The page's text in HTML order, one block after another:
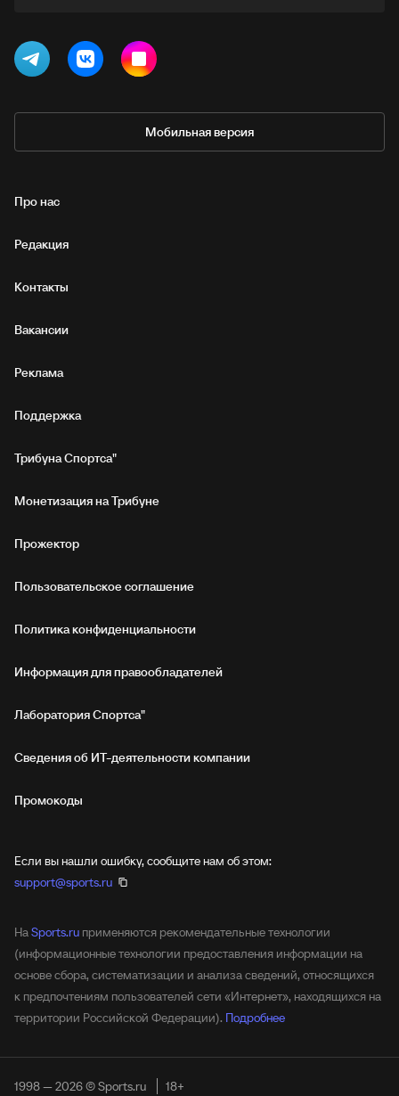
Мобильная версия
Про нас
Редакция
Контакты
Вакансии
Реклама
Поддержка
Трибуна Спортса"
Монетизация на Трибуне
Прожектор
Пользовательское соглашение
Политика конфиденциальности
Информация для правообладателей
Лаборатория Спортса"
Сведения об ИТ‑деятельности компании
Промокоды
Если вы нашли ошибку, сообщите нам об этом:
support@sports.ru
НаSports.ru применяются рекомендательные технологии
(информационные технологии предоставления информации на
основе сбора, систематизации и анализа сведений, относящихся
к предпочтениям пользователей сети «Интернет», находящихся на
территории Российской Федерации). Подробнее
1998 — 2026 © Sports.ru 18+